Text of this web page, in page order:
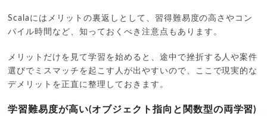
Scalaにはメリットの裏返しとして、習得難易度の高さやコン
パイル時間など、知っておくべき注意点もあります。
メリットだけを見て学習を始めると、途中で挫折する人や案件
選びでミスマッチを起こす人が出やすいので、ここで現実的な
デメリットを正直に整理しておきます。
学習難易度が高い(オブジェクト指向と関数型の両学習)